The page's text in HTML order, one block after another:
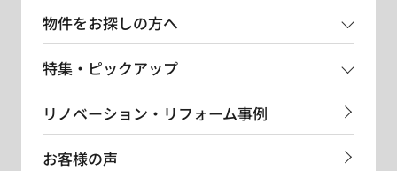
物件をお探しの方へ
特集・ピックアップ
リノベーション・リフォーム事例
お客様の声